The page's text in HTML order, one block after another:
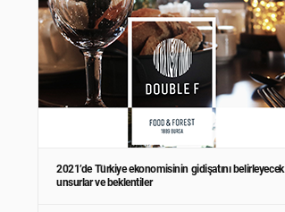
2021’de Türkiye ekonomisinin gidişatını belirleyecek
unsurlar ve beklentiler